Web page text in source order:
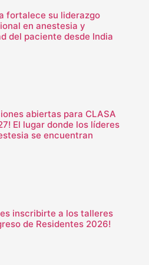
fortalece su liderazgo
en anestesia y
del paciente desde India
abiertas para CLASA
El lugar donde los líderes
se encuentran
inscribirte a los talleres
de Residentes 2026!